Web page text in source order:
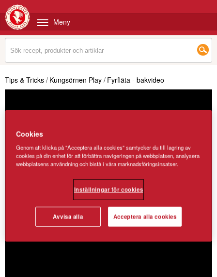
Meny
Tips & Tricks / Kungsörnen Play / Fyrfläta - bakvideo
Cookies
Genom att klicka på "Acceptera alla cookies" samtycker du till lagring av
cookies på din enhet för att förbättra navigeringen på webbplatsen, analysera
webbplatsens användning och bistå i våra marknadsföringsinsatser.
Inställningar för cookies
Avvisa alla Acceptera alla cookies